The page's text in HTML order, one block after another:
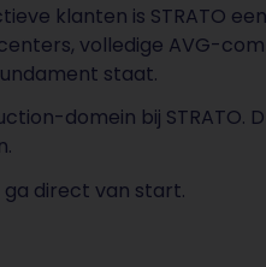
klanten is STRATO
volledige AVG-
staat.
domein bij STRATO.
direct van start.